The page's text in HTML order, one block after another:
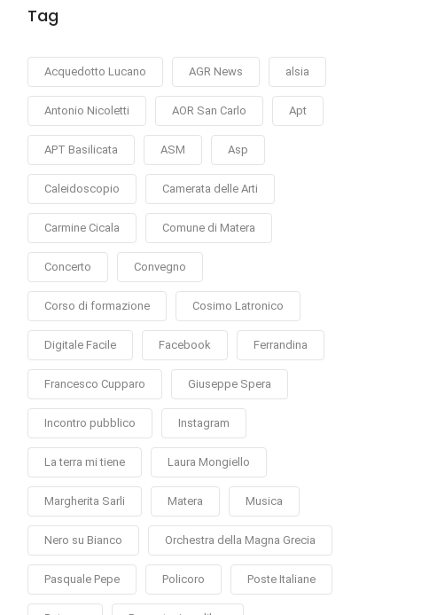
Tag
Acquedotto Lucano AGR News alsia
Antonio Nicoletti AOR San Carlo Apt
APT Basilicata ASM Asp
Caleidoscopio Camerata delle Arti
Carmine Cicala Comune di Matera
Concerto Convegno
Corso di formazione Cosimo Latronico
Digitale Facile Facebook Ferrandina
Francesco Cupparo Giuseppe Spera
Incontro pubblico Instagram
La terra mi tiene Laura Mongiello
Margherita Sarli Matera Musica
Nero su Bianco Orchestra della Magna Grecia
Pasquale Pepe Policoro Poste Italiane